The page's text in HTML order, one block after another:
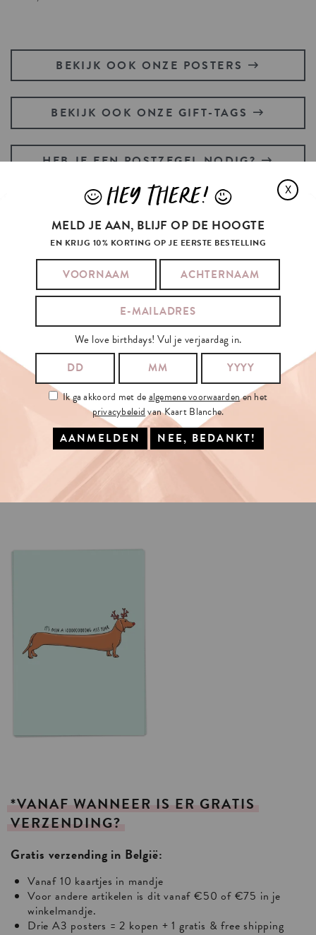
BEKIJK OOK ONZE POSTERS
BEKIJK OOK ONZE GIFT-TAGS
HEB JE EEN POSTZEGEL NODIG?
DEMI MOORE TOOK THE SUBSTANCE
AND ALSO
*VANAF WANNEER IS ER GRATIS
VERZENDING?
Gratis verzending in België:
Vanaf 10 kaartjes in mandje
Voor andere artikelen is dit vanaf €50 of €75 in je
winkelmandje.
Drie A3 posters = 2 kopen + 1 gratis & free shipping
X
JHEY THERE! L
MELD JE AAN, BLIJF OP DE HOOGTE
EN KRIJG 10% KORTING OP JE EERSTE BESTELLING
We love birthdays! Vul je verjaardag in.
Ik ga akkoord met dealgemene voorwaardenen het
privacybeleidvan Kaart Blanche.